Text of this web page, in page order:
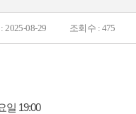
2025-08-29 조회수 : 475
일 19:00